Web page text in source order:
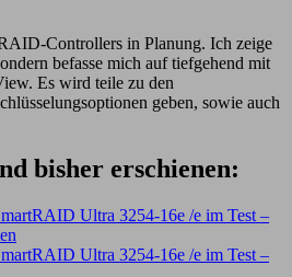
Controllers in Planung. Ich zeige
befasse mich auf tiefgehend mit
Es wird teile zu den
geben, sowie auch
bisher erschienen:
Ultra 3254-16e /e im Test –
Ultra 3254-16e /e im Test –